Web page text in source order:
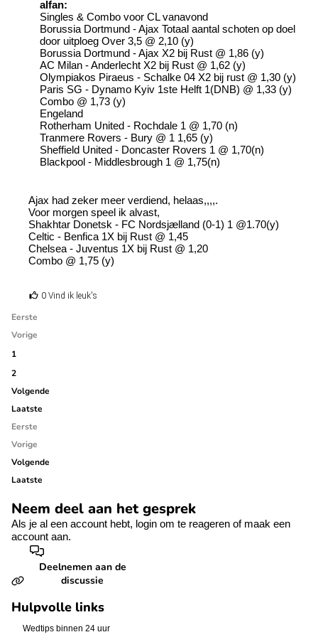
alfan:
Singles & Combo voor CL vanavond
Borussia Dortmund - Ajax Totaal aantal schoten op doel
door uitploeg Over 3,5 @ 2,10 (y)
Borussia Dortmund - Ajax X2 bij Rust @ 1,86 (y)
AC Milan - Anderlecht X2 bij Rust @ 1,62 (y)
Olympiakos Piraeus - Schalke 04 X2 bij rust @ 1,30 (y)
Paris SG - Dynamo Kyiv 1ste Helft 1(DNB) @ 1,33 (y)
Combo @ 1,73 (y)
Engeland
Rotherham United - Rochdale 1 @ 1,70 (n)
Tranmere Rovers - Bury @ 1 1,65 (y)
Sheffield United - Doncaster Rovers 1 @ 1,70(n)
Blackpool - Middlesbrough 1 @ 1,75(n)
Ajax had zeker meer verdiend, helaas,,,,.
Voor morgen speel ik alvast,
Shakhtar Donetsk - FC Nordsjælland (0-1) 1 @1.70(y)
Celtic - Benfica 1X bij Rust @ 1,45
Chelsea - Juventus 1X bij Rust @ 1,20
Combo @ 1,75 (y)
0 Vind ik leuk's
Eerste
Vorige
1
2
Volgende
Laatste
Eerste
Vorige
Volgende
Laatste
Neem deel aan het gesprek
Als je al een account hebt, login om te reageren of maak een
account aan.
Deelnemen aan de
discussie
Hulpvolle links
Wedtips binnen 24 uur